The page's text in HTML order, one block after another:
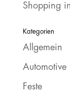
Shopping
Kategorien
Allgemein
Automotive
Feste